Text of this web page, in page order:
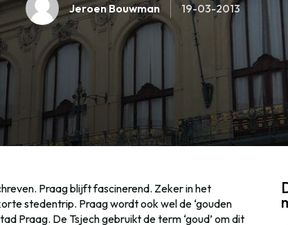
Jeroen Bouwman 19-03-2013
Praag blijft fascinerend. Zeker in het
stedentrip. Praag wordt ook wel de ‘gouden
Praag. De Tsjech gebruikt de term ‘goud’ om dit